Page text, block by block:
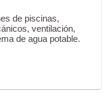
de piscinas,
ventilación,
de agua potable.